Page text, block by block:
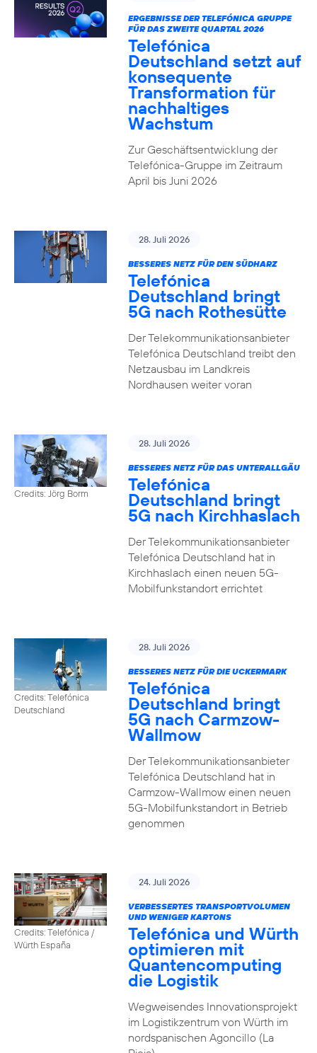
ERGEBNISSE DER TELEFÓNICA GRUPPE
FÜR DAS ZWEITE QUARTAL 2026
Telefónica
Deutschland setzt auf
konsequente
Transformation für
nachhaltiges
Wachstum
Zur Geschäftsentwicklung der
Telefónica-Gruppe im Zeitraum
April bis Juni 2026
28. Juli 2026
BESSERES NETZ FÜR DEN SÜDHARZ
Telefónica
Deutschland bringt
5G nach Rothesütte
Der Telekommunikationsanbieter
Telefónica Deutschland treibt den
Netzausbau im Landkreis
Nordhausen weiter voran
Credits: Jörg Borm
28. Juli 2026
BESSERES NETZ FÜR DAS UNTERALLGÄU
Telefónica
Deutschland bringt
5G nach Kirchhaslach
Der Telekommunikationsanbieter
Telefónica Deutschland hat in
Kirchhaslach einen neuen 5G-
Mobilfunkstandort errichtet
Credits: Telefónica
Deutschland
28. Juli 2026
BESSERES NETZ FÜR DIE UCKERMARK
Telefónica
Deutschland bringt
5G nach Carmzow-
Wallmow
Der Telekommunikationsanbieter
Telefónica Deutschland hat in
Carmzow-Wallmow einen neuen
5G-Mobilfunkstandort in Betrieb
genommen
Credits: Telefónica /
Würth España
24. Juli 2026
VERBESSERTES TRANSPORTVOLUMEN
UND WENIGER KARTONS
Telefónica und Würth
optimieren mit
Quantencomputing
die Logistik
Wegweisendes Innovationsprojekt
im Logistikzentrum von Würth im
nordspanischen Agoncillo (La